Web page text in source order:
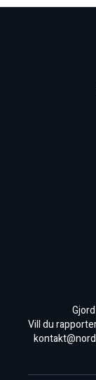
Vill du